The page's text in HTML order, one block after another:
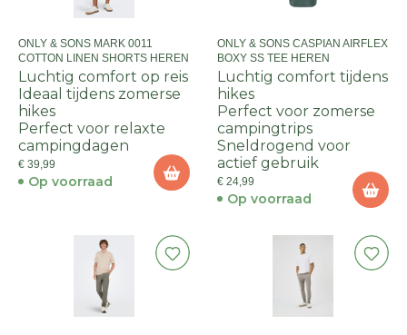
ONLY & SONS MARK 0011
COTTON LINEN SHORTS HEREN
Luchtig comfort op reis
Ideaal tijdens zomerse
hikes
Perfect voor relaxte
campingdagen
€ 39,99
Op voorraad
ONLY & SONS CASPIAN AIRFLEX
BOXY SS TEE HEREN
Luchtig comfort tijdens
hikes
Perfect voor zomerse
campingtrips
Sneldrogend voor
actief gebruik
€ 24,99
Op voorraad